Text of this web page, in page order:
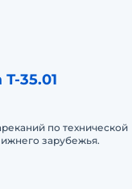
35.01
по технической
зарубежья.